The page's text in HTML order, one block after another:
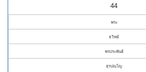
44
พระ
ธวิทย์
พรประพันธ์
สุรปญฺโญ